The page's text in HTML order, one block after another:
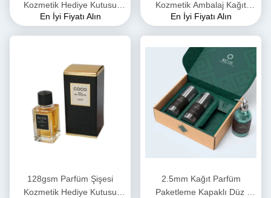
Kozmetik Hediye Kutusu
Ambalajı EVA Inside
En İyi Fiyatı Alın
Kozmetik Ambalaj Kağıt
Kutusu Sulu Kaplama
En İyi Fiyatı Alın
128gsm Parfüm Şişesi
Kozmetik Hediye Kutusu
2.5mm Kağıt Parfüm
Paketleme Kapaklı Düz ​​